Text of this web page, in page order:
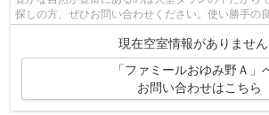
探しの方、ぜひお問い合わせください。使い勝手の
ます。シンプルながらも風の通り道が...
現在空室情報がありません
「ファミールおゆみ野Ａ」
お問い合わせはこちら